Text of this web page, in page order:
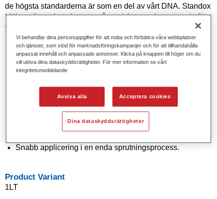
de högsta standarderna är som en del av vårt DNA. Standox
hjälper din verkstad att uppnå utmärkta resultat, vare sig för
vardagsreparationer eller de mest utmanande
specialreparationer.
Produktfunktioner
Solida och effektkulörer med modern pigmentteknologi.
Utmärkt utbättrinskontroll.
Enastående flödesegenskaper.
Bra blandningsegenskaper för smidiga övergångar och
Snabb applicering i en enda sprutningsprocess.
Product Variant
1LT
Vi behandlar dina personuppgifter för att mäta och förbättra våra webbplatser
och tjänster, som stöd för marknadsföringskampanjer och för att tillhandahålla
anpassat innehåll och anpassade annonser. Klicka på knappen till höger om du
vill utöva dina dataskyddsrättigheter. För mer information se vårt
integritetsmeddelande
Avvisa alla Acceptera cookies
Dina dataskyddsrättigheter